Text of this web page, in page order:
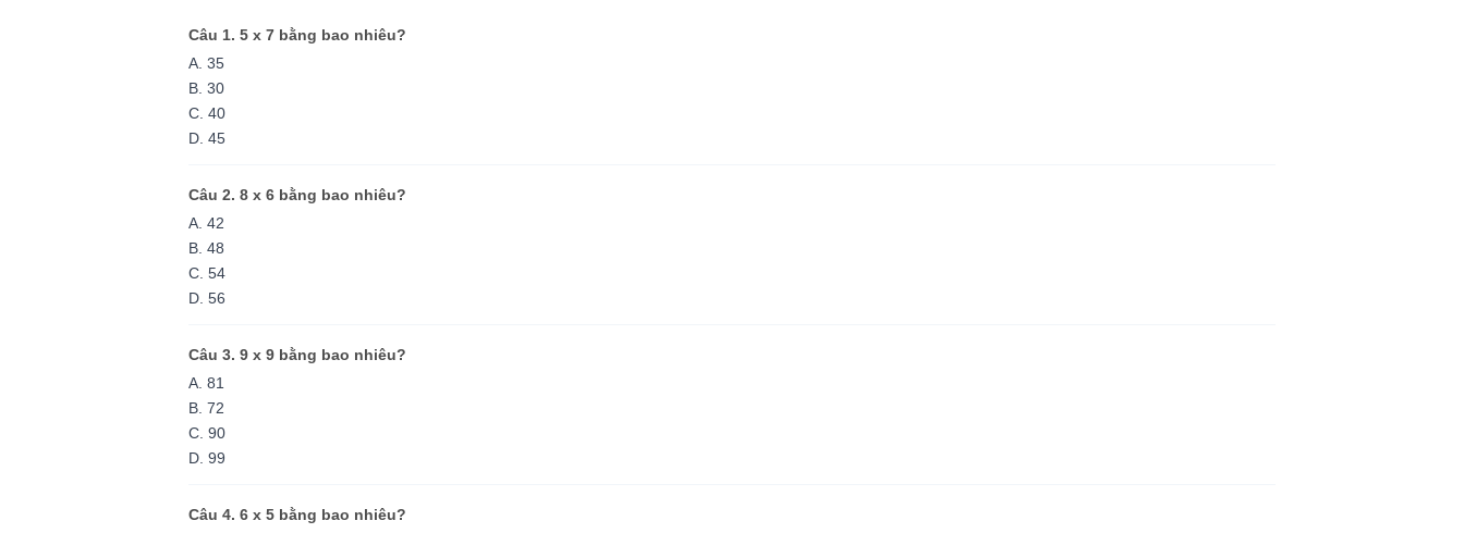
Câu 1. 5 x 7 bằng bao nhiêu?
A. 35
B. 30
C. 40
D. 45
Câu 2. 8 x 6 bằng bao nhiêu?
A. 42
B. 48
C. 54
D. 56
Câu 3. 9 x 9 bằng bao nhiêu?
A. 81
B. 72
C. 90
D. 99
Câu 4. 6 x 5 bằng bao nhiêu?